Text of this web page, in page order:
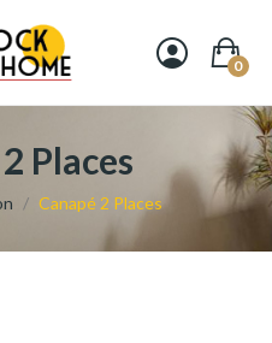
0
Places
Canapé 2 Places